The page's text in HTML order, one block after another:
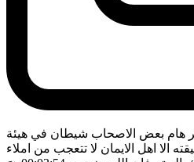
هام بعض الاصحاب شيطان في هيئة
الا اهل الايمان لا تتعجب من املاء